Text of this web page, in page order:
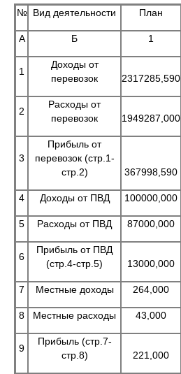
№ Вид деятельности План
А Б 1
1
Доходы от
перевозок
2317285,590
2
Расходы от
перевозок
1949287,000
3
Прибыль от
перевозок (стр.1-
стр.2)
367998,590
4 Доходы от ПВД 100000,000
5 Расходы от ПВД 87000,000
6
Прибыль от ПВД
(стр.4-стр.5)
13000,000
7 Местные доходы 264,000
8 Местные расходы 43,000
9
Прибыль (стр.7-
стр.8)
221,000